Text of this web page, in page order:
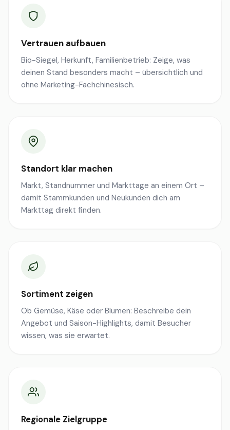
Vertrauen aufbauen
Bio-Siegel, Herkunft, Familienbetrieb: Zeige, was
deinen Stand besonders macht – übersichtlich und
ohne Marketing-Fachchinesisch.
Standort klar machen
Markt, Standnummer und Markttage an einem Ort –
damit Stammkunden und Neukunden dich am
Markttag direkt finden.
Sortiment zeigen
Ob Gemüse, Käse oder Blumen: Beschreibe dein
Angebot und Saison-Highlights, damit Besucher
wissen, was sie erwartet.
Regionale Zielgruppe